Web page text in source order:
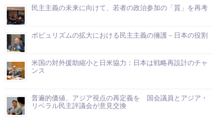
民主主義の未来に向けて、若者の政治参加の「質」を再考
ポピュリズムの拡大における民主主義の擁護－日本の役割
米国の対外援助縮小と日米協力：日本は戦略再設計のチャ
ンス
普遍的価値、アジア視点の再定義を 国会議員とアジア・
リベラル民主評議会が意見交換